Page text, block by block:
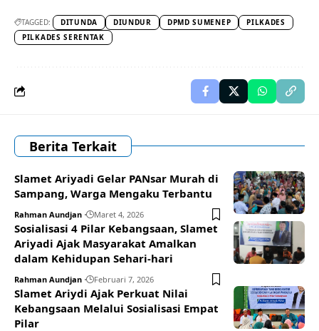
TAGGED: DITUNDA DIUNDUR DPMD SUMENEP
PILKADES
PILKADES SERENTAK
Berita Terkait
Slamet Ariyadi Gelar PANsar Murah di
Sampang, Warga Mengaku Terbantu
Rahman Aundjan Maret 4, 2026
Sosialisasi 4 Pilar Kebangsaan, Slamet
Ariyadi Ajak Masyarakat Amalkan
dalam Kehidupan Sehari-hari
Rahman Aundjan Februari 7, 2026
Slamet Ariydi Ajak Perkuat Nilai
Kebangsaan Melalui Sosialisasi Empat
Pilar